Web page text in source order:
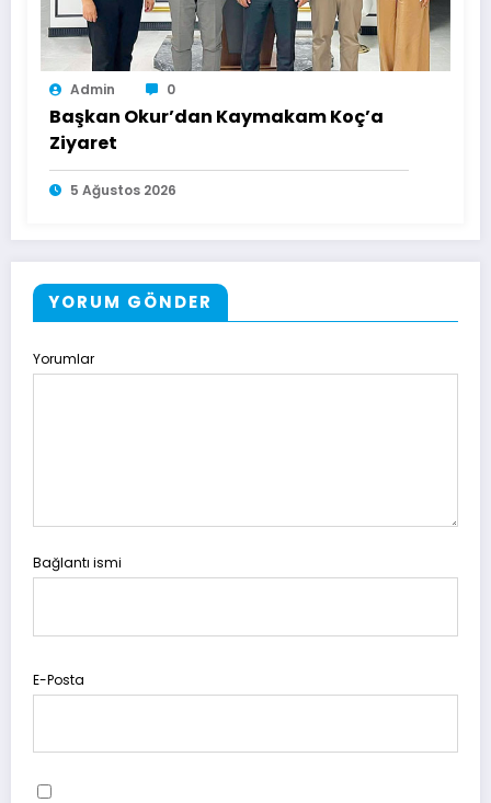
Admin 0
Başkan Okur’dan Kaymakam Koç’a
Ziyaret
5 Ağustos 2026
YORUM GÖNDER
Yorumlar
Bağlantı ismi
E-Posta